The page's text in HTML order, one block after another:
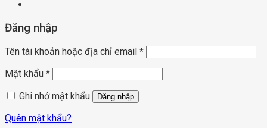
Đăng nhập
Tên tài khoản hoặc địa chỉ email *
Mật khẩu *
Ghi nhớ mật khẩu
Đăng nhập
Quên mật khẩu?